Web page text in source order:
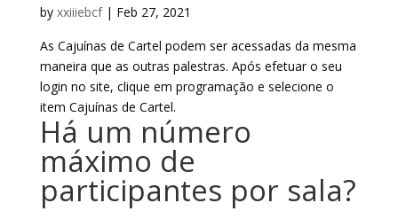
by xxiiiebcf| Feb 27, 2021
As Cajuínas de Cartel podem ser acessadas da mesma
maneira que as outras palestras. Após efetuar o seu
login no site, clique em programação e selecione o
item Cajuínas de Cartel.
Há um número
máximo de
participantes por sala?